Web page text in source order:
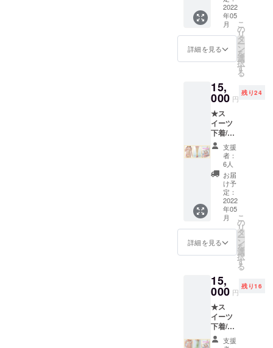
クの製造を
開始。
・メンズラ
イン
「ZEROFLU
ショー
ツ用）
下着+オ
リジナ
ルニー
ハイ
（モン
ブラ
ン）+ポ
カード
基本ハ
ンドメ
イドア
クセサ
リ付属
（ブ
ラ・
ショー
ツ用）
2022
年05
月
詳細を見る
こ
の
リ
タ
ー
ン
を
選
択
す
る
15,
000 円
残り24
★ス
イーツ
下着/ブ
ルーベ
リー
チーズ
ケーキ
基本
セット
プラン
★ ス
イーツ
下着+オ
リジナ
ルニー
ルーベ
リー
チーズ
ケー
キ）+ポ
スト
カード
支援
者：
6人
お届
け予
定：
2022
年05
月
詳細を見る
こ
の
リ
タ
ー
ン
を
選
択
す
る
15,
000 円
残り16
★ス
イーツ
下着/ピ
スタチ
支援